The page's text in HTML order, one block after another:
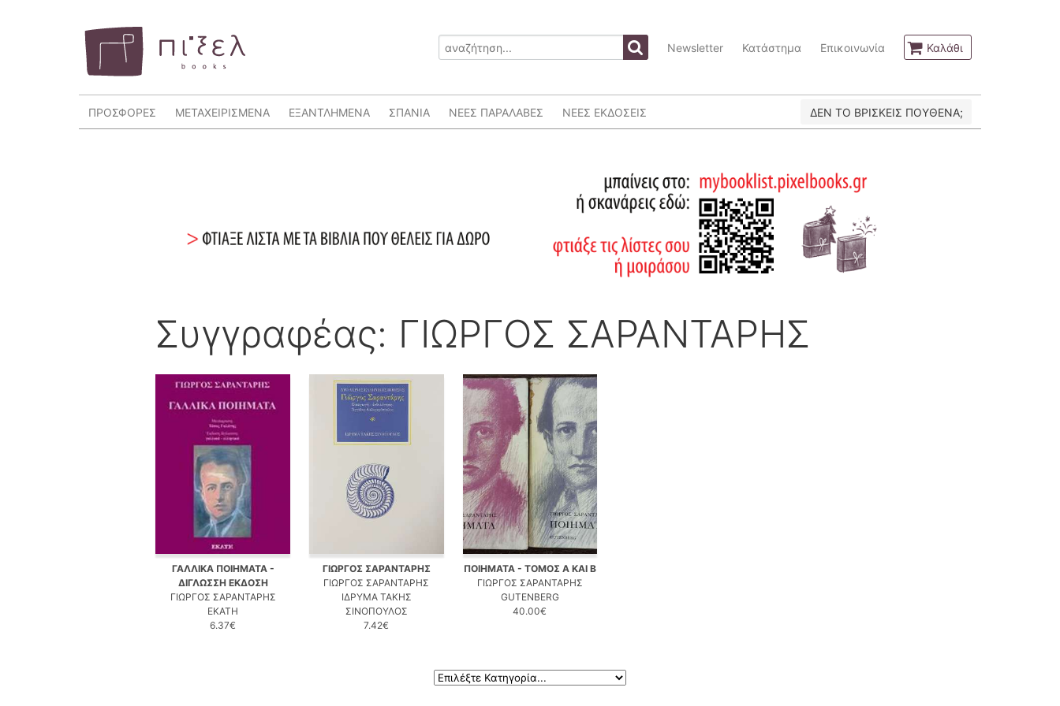
Newsletter Κατάστημα Επικοινωνία Καλάθι
ΠΡΟΣΦΟΡΕΣ ΜΕΤΑΧΕΙΡΙΣΜΕΝΑ ΕΞΑΝΤΛΗΜΕΝΑ ΣΠΑΝΙΑ ΝΕΕΣ ΠΑΡΑΛΑΒΕΣ ΝΕΕΣ ΕΚΔΟΣΕΙΣ ΔΕΝ ΤΟ ΒΡΙΣΚΕΙΣ ΠΟΥΘΕΝΑ;
Συγγραφέας: ΓΙΩΡΓΟΣ ΣΑΡΑΝΤΑΡΗΣ
ΓΑΛΛΙΚΑ ΠΟΙΗΜΑΤΑ -
ΔΙΓΛΩΣΣΗ ΕΚΔΟΣΗ
ΓΙΩΡΓΟΣ ΣΑΡΑΝΤΑΡΗΣ
ΕΚΑΤΗ
6.37€
ΓΙΩΡΓΟΣ ΣΑΡΑΝΤΑΡΗΣ
ΓΙΩΡΓΟΣ ΣΑΡΑΝΤΑΡΗΣ
ΙΔΡΥΜΑ ΤΑΚΗΣ
ΣΙΝΟΠΟΥΛΟΣ
7.42€
ΠΟΙΗΜΑΤΑ - ΤΟΜΟΣ Α ΚΑΙ Β
ΓΙΩΡΓΟΣ ΣΑΡΑΝΤΑΡΗΣ
GUTENBERG
40.00€